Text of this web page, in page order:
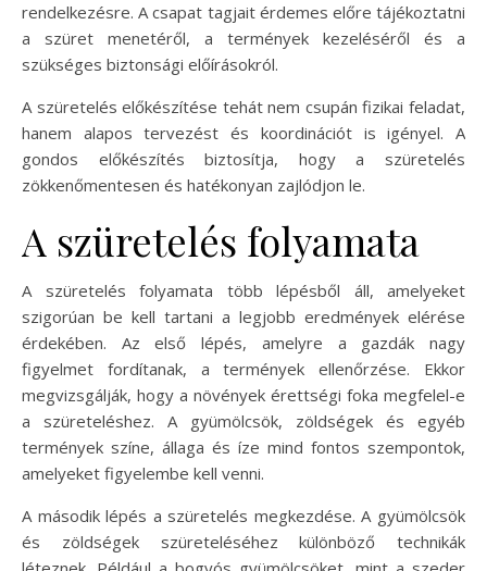
rendelkezésre. A csapat tagjait érdemes előre tájékoztatni
a szüret menetéről, a termények kezeléséről és a
szükséges biztonsági előírásokról.
A szüretelés előkészítése tehát nem csupán fizikai feladat,
hanem alapos tervezést és koordinációt is igényel. A
gondos előkészítés biztosítja, hogy a szüretelés
zökkenőmentesen és hatékonyan zajlódjon le.
A szüretelés folyamata
A szüretelés folyamata több lépésből áll, amelyeket
szigorúan be kell tartani a legjobb eredmények elérése
érdekében. Az első lépés, amelyre a gazdák nagy
figyelmet fordítanak, a termények ellenőrzése. Ekkor
megvizsgálják, hogy a növények érettségi foka megfelel-e
a szüreteléshez. A gyümölcsök, zöldségek és egyéb
termények színe, állaga és íze mind fontos szempontok,
amelyeket figyelembe kell venni.
A második lépés a szüretelés megkezdése. A gyümölcsök
és zöldségek szüreteléséhez különböző technikák